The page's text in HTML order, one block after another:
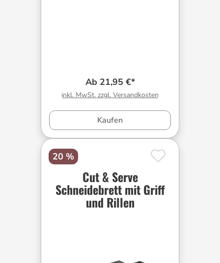
Ab 21,95 €*
inkl. MwSt. zzgl. Versandkosten
Kaufen
20 %
Cut & Serve
Schneidebrett mit Griff
und Rillen